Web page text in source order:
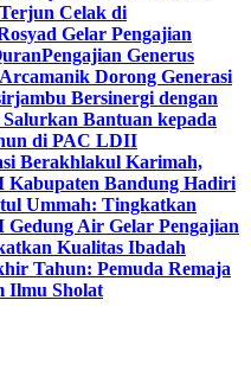
Celak di
Gelar Pengajian
Pengajian Generus
Dorong Generasi
Bersinergi dengan
Bantuan kepada
di PAC LDII
Berakhlakul Karimah,
Bandung Hadiri
Ummah: Tingkatkan
Air Gelar Pengajian
Kualitas Ibadah
Tahun: Pemuda Remaja
Ilmu Sholat